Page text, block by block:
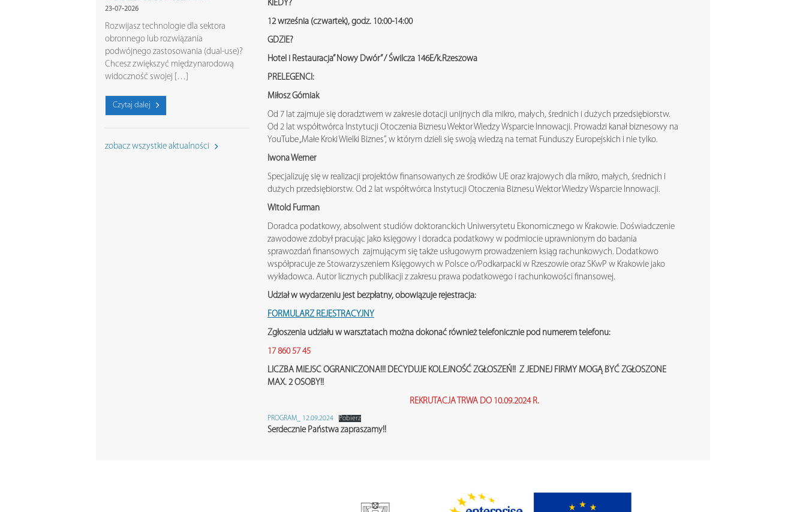
23-07-2026
Rozwijasz technologie dla sektora
obronnego lub rozwiązania
podwójnego zastosowania (dual-use)?
Chcesz zwiększyć międzynarodową
widoczność swojej […]
Czytaj dalej
zobacz wszystkie aktualności
KIEDY?
12 września (czwartek), godz. 10:00-14:00
GDZIE?
Hotel i Restauracja” Nowy Dwór” / Świlcza 146E/k.Rzeszowa
PRELEGENCI:
Miłosz Górniak
Od 7 lat zajmuje się doradztwem w zakresie dotacji unijnych dla mikro, małych, średnich i dużych przedsiębiorstw.
Od 2 lat współtwórca Instytucji Otoczenia Biznesu Wektor Wiedzy Wsparcie Innowacji. Prowadzi kanał biznesowy na
YouTube „Małe Kroki Wielki Biznes”, w którym dzieli się swoją wiedzą na temat Funduszy Europejskich i nie tylko.
Iwona Werner
Specjalizuję się w realizacji projektów finansowanych ze środków UE oraz krajowych dla mikro, małych, średnich i
dużych przedsiębiorstw. Od 2 lat współtwórca Instytucji Otoczenia Biznesu Wektor Wiedzy Wsparcie Innowacji.
Witold Furman
Doradca podatkowy, absolwent studiów doktoranckich Uniwersytetu Ekonomicznego w Krakowie. Doświadczenie
zawodowe zdobył pracując jako księgowy i doradca podatkowy w podmiocie uprawnionym do badania
sprawozdań finansowych zajmującym się także usługowym prowadzeniem ksiąg rachunkowych. Dodatkowo
współpracuje ze Stowarzyszeniem Księgowych w Polsce o/Podkarpacki w Rzeszowie oraz SKwP w Krakowie jako
wykładowca. Autor licznych publikacji z zakresu prawa podatkowego i rachunkowości finansowej.
Udział w wydarzeniu jest bezpłatny, obowiązuje rejestracja:
FORMULARZ REJESTRACYJNY
Zgłoszenia udziału w warsztatach można dokonać również telefonicznie pod numerem telefonu:
17 860 57 45
LICZBA MIEJSC OGRANICZONA!!! DECYDUJE KOLEJNOŚĆ ZGŁOSZEŃ!! Z JEDNEJ FIRMY MOGĄ BYĆ ZGŁOSZONE
MAX. 2 OSOBY!!
REKRUTACJA TRWA DO 10.09.2024 R.
PROGRAM_ 12.09.2024 Pobierz
Serdecznie Państwa zapraszamy!!